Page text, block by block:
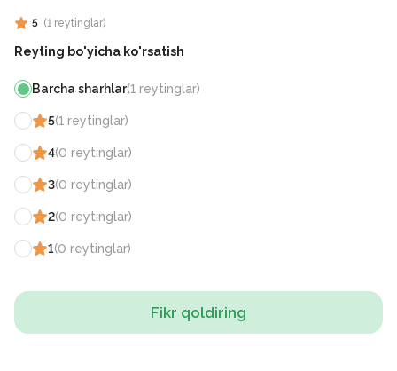
5 (1 reytinglar)
Reyting bo'yicha ko'rsatish
Barcha sharhlar(1 reytinglar)
5(1 reytinglar)
4(0 reytinglar)
3(0 reytinglar)
2(0 reytinglar)
1(0 reytinglar)
Fikr qoldiring